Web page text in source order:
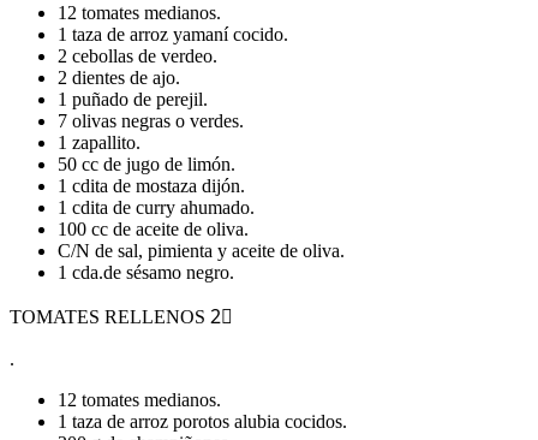
12 tomates medianos.
1 taza de arroz yamaní cocido.
2 cebollas de verdeo.
2 dientes de ajo.
1 puñado de perejil.
7 olivas negras o verdes.
1 zapallito.
50 cc de jugo de limón.
1 cdita de mostaza dijón.
1 cdita de curry ahumado.
100 cc de aceite de oliva.
C/N de sal, pimienta y aceite de oliva.
1 cda.de sésamo negro.
TOMATES RELLENOS 2⃣
.
12 tomates medianos.
1 taza de arroz porotos alubia cocidos.